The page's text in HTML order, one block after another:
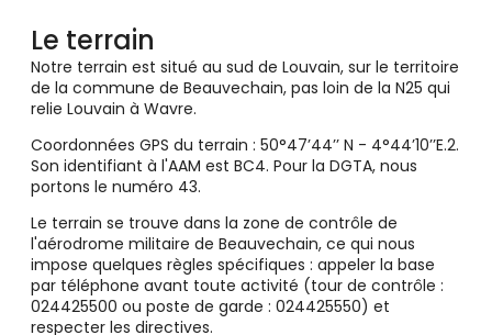
Le terrain
Notre terrain est situé au sud de Louvain, sur le territoire
de la commune de Beauvechain, pas loin de la N25 qui
relie Louvain à Wavre.
Coordonnées GPS du terrain : 50°47’44’’ N - 4°44’10’’E.2.
Son identifiant à l'AAM est BC4. Pour la DGTA, nous
portons le numéro 43.
Le terrain se trouve dans la zone de contrôle de
l'aérodrome militaire de Beauvechain, ce qui nous
impose quelques règles spécifiques : appeler la base
par téléphone avant toute activité (tour de contrôle :
024425500 ou poste de garde : 024425550) et
respecter les directives.